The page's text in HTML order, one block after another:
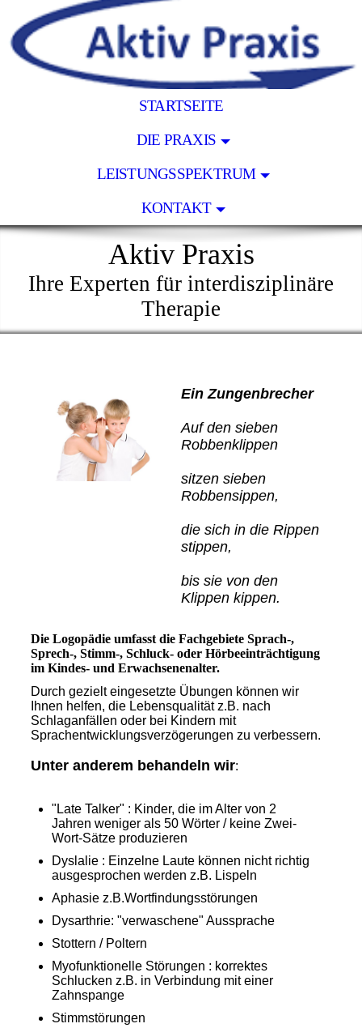
STARTSEITE
DIE PRAXIS
LEISTUNGSSPEKTRUM
KONTAKT
Aktiv Praxis
Ihre Experten für interdisziplinäre
Therapie
Ein Zungenbrecher
Auf den sieben
Robbenklippen
sitzen sieben
Robbensippen,
die sich in die Rippen
stippen,
bis sie von den
Klippen kippen.
Die Logopädie umfasst die Fachgebiete Sprach-,
Sprech-, Stimm-, Schluck- oder Hörbeeinträchtigung
im Kindes- und Erwachsenenalter.
Durch gezielt eingesetzte Übungen können wir
Ihnen helfen, die Lebensqualität z.B. nach
Schlaganfällen oder bei Kindern mit
Sprachentwicklungsverzögerungen zu verbessern.
Unter anderem behandeln wir:
"Late Talker" : Kinder, die im Alter von 2
Jahren weniger als 50 Wörter / keine Zwei-
Wort-Sätze produzieren
Dyslalie : Einzelne Laute können nicht richtig
ausgesprochen werden z.B. Lispeln
Aphasie z.B.Wortfindungsstörungen
Dysarthrie: "verwaschene" Aussprache
Stottern / Poltern
Myofunktionelle Störungen : korrektes
Schlucken z.B. in Verbindung mit einer
Zahnspange
Stimmstörungen